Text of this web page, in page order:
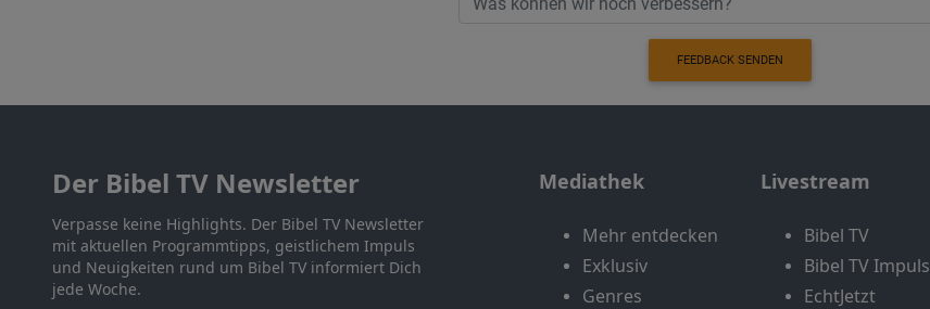
FEEDBACK SENDEN
Der Bibel TV Newsletter
Verpasse keine Highlights. Der Bibel TV Newsletter
mit aktuellen Programmtipps, geistlichem Impuls
und Neuigkeiten rund um Bibel TV informiert Dich
jede Woche.
Mediathek
Mehr entdecken
Exklusiv
Genres
Livestream
Bibel TV
Bibel TV Impuls
EchtJetzt